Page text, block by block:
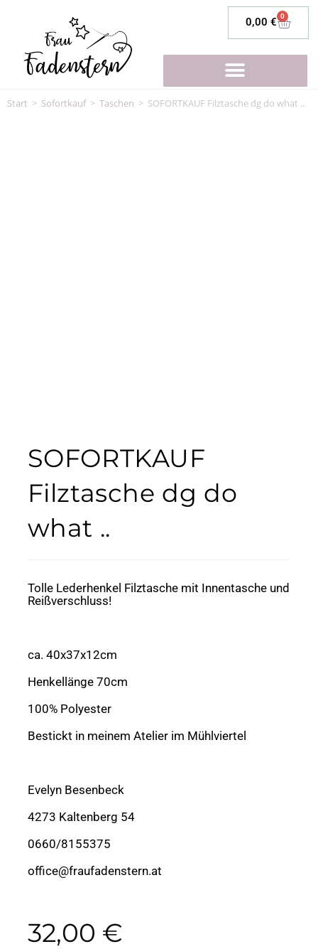
0,00 € 0
Start > Sofortkauf > Taschen > SOFORTKAUF Filztasche dg do what ..
SOFORTKAUF
Filztasche dg do
what ..
Tolle Lederhenkel Filztasche mit Innentasche und
Reißverschluss!
ca. 40x37x12cm
Henkellänge 70cm
100% Polyester
Bestickt in meinem Atelier im Mühlviertel
Evelyn Besenbeck
4273 Kaltenberg 54
0660/8155375
office@fraufadenstern.at
32,00 €